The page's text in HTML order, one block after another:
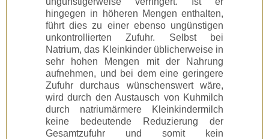
hingegen in höheren Mengen enthalten,
führt dies zu einer ebenso ungünstigen
unkontrollierten Zufuhr. Selbst bei
Natrium, das Kleinkinder üblicherweise in
sehr hohen Mengen mit der Nahrung
aufnehmen, und bei dem eine geringere
Zufuhr durchaus wünschenswert wäre,
wird durch den Austausch von Kuhmilch
durch natriumärmere Kleinkindermilch
keine bedeutende Reduzierung der
Gesamtzufuhr und somit kein